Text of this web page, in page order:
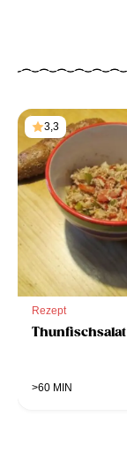
3,3
Rezept
Thunfischsalat
>60 MIN